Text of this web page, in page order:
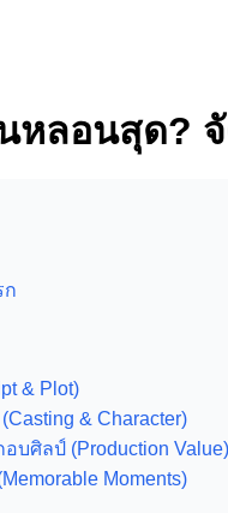
นหลอนสุด?
ก
& Plot)
& Character)
บศิลป์ (Production Value)
Moments)